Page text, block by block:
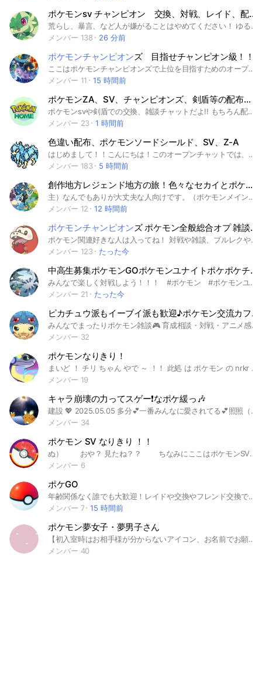
ポケモンsv チャンピオン 交換、対戦、レイド、配布、雑談OK！
荒らし、暴言、など人が嫌がることはやめてください！ ゆる〜くポケモン楽しもう！！
メンバー 138
26 分前
ポケモンチャンピオンズ 目指せチャンピオン級！！
ここはポケモンチャンピオンズで上位を目指すためのオープンチャットです！！ 始めたばかり、上位目指してない人でも大歓迎！！ 自己紹介はノートにお願いします 構築相談、即抜け⭕️ 荒らし❌
メンバー 11
15 時間前
ポケモンZA、SV、チャンピオンズ、剣盾等の配布、交換、対戦Chat！
ポケモンsvや剣盾での交換、雑談チャットだよ!! もちろん配布もあります ポケモンsv配布 ポケモン剣盾配布 配布 色伝 色幻 親名指定可能 色違い 過去配布 SV sv 剣盾 ソードシールド スカーレットバイオレット レジェアル Legendsアルセウス ピカブイ ダイパ ダイパリメイク シャイニングパール ブリリアントダイヤモンド Switch ソフト 交換 雑談 ポケモンgo GO ポケGO ホーム HOME チャンピオンズ チャンピオン ちゃんぽん ちゃんぽんず ウインド ウェーブ ウィンド ウエーブ WIND WAVE
メンバー 23
1 時間前
色違い配布、ポケモンソードシールド、SV、Z-A
はじめまして！！こんにちは！このオープンチャットでは、ポケモンの配布、交換、対戦、雑談などを行っております。ポケモンが好きな方や、対戦で強くなりたい、交換をしてみたいという方は是非参加して頂けると嬉しいです！自由にポケモンを楽しんで下さい。参加時には、名前の後ろに、TN（トレーナーネーム）をつけて下さい。お願いします🙏皆さんの参加心よりお待ちしております！ もうすぐ200人ありがとう🙏 検索用↓ #ポケモン #ソード #シールド #ピカチュウ #大会 #メガ進化 #SV #サン #ムーン #アルセウス #色違い #色違い配布 #ポケットモンスター #スカーレット #バイオレット #ムゲンダイナ #ザシアン #マスターボール #モンスターボール #剣盾 #交換 #対戦 #ニャオハ #ポケモンユナイト #ポケポケ #ポケカ #リーリエ #UB #ポケモンカードゲーム #チャンピオン #ミライドン #コライドン #レアポケモン #ザマゼンタ #ネモ #パルデア #ガラル #楽しい #ポケモンGO #雑談 #Pokémon LEGENDS Z-A #任天堂 #ニンテンドー #Switch #Switch2 #ゲーム #厳選 #オプチャ #オプ #オープンチャット #改造禁止 #イーブイ #ポケモンセンター #Pokémon #ゲーフリ #ゲームフリーク #ゲームボーイ #映画 #色配布 #ポケモンスリープ #メガシンカ #カラマネロ #ライチュウ #アプリ #レックウザ #ゲーフリ #DLC #メガ次元ラッシュ #ミアレシティ #メガスターミー #ミオリー #ポムケン #ハブロウ #ウェーブ #ウィンド #ポケモンチャンピオンズ #波 #風 #チャンピオンズ
メンバー 183
5 時間前
創作地方レジェンド地方の旅！色々なセカイとポケモンクロスオーバー！
主）なんでもありが大丈夫な人向けです。（ポケモンメインのオープンチャット） かつて、伝説のポケモン達が力を合わせて作ったとされる地方…レジェンド地方。そこで、仲間たちと一緒に、夢と冒険とポケットモンスターの世界へ！ 悪の組織、レジェンド団団員募集中！ かすみちゃん）こんにちはこんばんは！かわいいかわいいかすみんです！それと、相棒のゾロア！ ヒスイゾロア）コーン…Zzz… かすみちゃん）ちょっと！？寝ないで！？…コホン。ここはかすみん達スクールアイドルと色々な世界が融合した空間…というふうに認識してください。 冒険の舞台は…レジェンド地方！ ルールは中で確認してくださいね！ 設定とポケモンの種類 ラブライブ！のメンバー、白猫プロジェクトのキャラ、イースのキャラ、メギド７２のキャラ、原神のキャラ、ゼノブレイドのキャラはポケモントレーナー プリキュアのメンバーはポケモンジムのジムリーダー、またはポケモンリーグ四天王もしくはチャンピオン（四天王、ジムリーダー、チャンピオン全て埋まったので、話し合いで役割を決めます！） 東方のキャラはジムトレーナー（他にも役割をする可能性あり） プロジェクトセカイカラフルステージのキャラはポケモンコンテスト等のイベント設営 崩壊スターレイルのキャラは、ポケモンを持たない ペルソナのキャラは、ペルソナを使わない普通のポケモントレーナーという設定でお願いします。 ポケモンの種類に関しては、全ての地方のポケモン達で！メガシンカ、ダイマックス、Ｚわざ、テラスタルあり！オリジナルポケモン、トレーナーもありです！（ただし、ステラタイプはすみませんがなしにしてくれると助かります。ものすごくややこしくなるので…） かすみちゃん）詳しいことはメンバーが集まってから話し合う予定なので、ぜひ来てください！待ってます！ #ラブライブ！シリーズ #ポケモン #クロスオーバー #プリキュアシリーズ #オリキャラ #白猫プロジェクト #プロジェクトセカイカラフルステージ #イースシリーズ #東方Ｐｒｏｊｅｃｔ #崩壊スターレイル #原神 #ペルソナシリーズ #メギド７２ #ゼノブレイドシリーズ #創作 #なりきり
メンバー 12
12 時間前
ポケモンチャンピオンズ ポケモン全般総合オプ 雑談も可！【ジムリーダー挑戦所】
ポケモン関連好きな人は入ってね！ 対戦や雑談、ブルレクやポケモンアキネーター(正解すると豪華クジを引けます)などやってます！ ジム挑戦が出来ます！ 各タイプのジムや四天王、チャンピオンバトルフロンティア挑戦もあるので対戦したい人は是非！！ ジムリーダーやチャンピオンは奪還することが可能となってます！ジム運営をやってみよう！ 定期的に配布もやっています！！ 〇現在やってる配布内容 ・豪華クジ(ゲッチャレ大作戦ポケモンなど)（HOME受け取りポケモン） 是非参加してください！！ その他ブルレクや交換の募集や雑談も出来るオプチャです！対戦あまり詳しくない人も気軽に入ってください！ ルール ・ここでは他オプの宣伝はありです！ (ノートに宣伝) ・荒らしはもちろん禁止！ ・詐欺、改造も禁止です ・みんなで仲良くすること！ ・即抜けは悲しいので控えてください ・宣伝抜けも禁止！ 楽しいポケモンオプチャライフを！ #ポケモン#剣盾#ソードシールド#スカバイ#sv#ダイパ#リメイク#レッツゴー#ポケモンGO#ポケモンユナイト#ポケモンカフェ#ポケモンカード#ゲーム#スイッチ#対戦#交換#大会#雑談#ワイワイ#ピカチュウ#ポケモンセンター#ゲーム#BW#ピカチュウ#イーブイ#青の円盤#緑の仮面#シンクロマシン#逃走中#ゼロの秘宝#ブルレク#BP集め#ポケポケ#ポケモンZA#ポケモン #ポケモンSV
メンバー 123
たった今
中高生募集ポケモンGOポケモンユナイトポケポケチャンピオンZAなんでもおいで！
みんなで楽しく対戦しよう！！！ #ポケモン #ポケモンユナイト #ポケモンGO #ポケポケ #中高生 #中高生募集 #情報共有 #ポケモンZA #ポケモンレジェンズZA #ZA #ポケモンチャンピオンズ #チャンピオンズ 音ゲー民もいます その方はサブでよろしくね⭐️
メンバー 21
たった今
ピカチュウ派もイーブイ派も歓迎♪ポケモン交流カフェ
みんなでまったりポケモン雑談🎮 育成相談・対戦・アニメ感想・レアポケモン・最新グッズ情報まで自由に話せる部屋✨ 小学生〜高校生、10代中心でみんな大歓迎💎 ポケモン対戦・ポケモン育成・ポケモンアニメ・レアポケモンなどの話題もOK！ 荒らし対策は緩めでゆる〜く楽しめる部屋💫 授業後や休み時間に気軽に入って放課後トークを楽しもう！ #ポケモン #ポケポケ #イラスト #ポケモンチャンピオン #ポケチャン #ZA ＃ポケGO #ポケユナ #ポケカ #アニポケ #宣伝 #ポケクエ #ポケマス #ポケまぜ #剣盾 #SV #BDSP #レジェアル #ユナイト #ポケスリ#ぽこぽけ #pokemon sleep #pokemon champions #ポケモン好き #ゆるい #推し #推しポケ #ブイズ #推し活 #雑談 #サブトーク #ゆびをふる #相談 #ピカチュウ #イーブイ #トーク
メンバー 32
ポケモンなりきり！
まいど ！ チリ ちゃん やで ～ ！！ 此処 は ポケモン の nrkr らしいわ ～ ！！！ 伽羅 表 乗せとく から それで 事前 に 決めといてな ～ ！ 『 #キャラ表 』 (空きのみ記入) ○ ＝ 空 🔒 ＝ 〆 ♾️ ＝ 無制限 〈 主人公 〉🔒 〈 The ホームウェイ 〉 ネモ ○ 〈 ジムリーダー 〉 コルサ ○ カエデ ○ ライム ○ リップ ○ グルーシャ 〇 ハイダイ ○ 〈 四天王 & チャンピオン 〉 ハッサク ○ 〈 碧の仮面 〉 ゼイユ ○ サザレ‪ ○ 〈 藍の円盤 〉 アカマツ ○ ネリネ ○ ブライア ○ 〈 ポケモンSV 〉( 何方も可 ) 〈 SV他トレーナー 〉 ♾️ ( 〃 ) 〈 SV他ポケ & オリ 〉♾️ 此処迄 見てくれとん ！？ 中で 待っとるで ～ ！！ 今 回答してもらっとる 質問の 横に " 🌶 " マーク付けたら 入れる 確率 upやで ～ ！ ほなな ～ ！！！ 現 ２代目 管理人 。 ⇓ ＠ ⌒ チリ
メンバー 19
キャラ崩壊の力ってスゲー❗️なポケ緩っ🎶
建設 💖 2025.05.05 多分💕一番みんなに愛されてる💕照照（チュ自意識過剰でごめん）ポケ緩─── 訳あって再建しちゃっタ❗️😄💦2025.10.09 トレーナーたちはグランドライン🌊を目指し 夢を追い続け🏃💨💦世はまさに大🌟大🌟ポケ緩時代‼️‼️ ブッパ👊🏻💥ブッパ👊🏻💥スデス🪦デス🪦252✌🏻🖐🏻✌🏻 全国ポケ図鑑登録者数みんナッ✨️ナッ✨️ナッ✨️ナッ✨️✨️✨️ ポケ緩を知ってるか⁉️ 同顔,ポケ也以外のキャラ崩壊,3Ｌ,何でも有りの総合緩也✊🏻✊🏻 提供❗️Hey❗️sey❗️ポ緩‼️ ポケモン魂❤️‍🔥 カントー,ジョウト,ホウエン,シンオウ,イッシュ,カロス,アローラ,ガラル,パルデアその他諸々にあるほぼ9つの地方🗾🗾🗾🗾🗾🗾🗾🗾🗾で 健康🥗,医療🧑‍⚕️💉,スポーツ⛹️,経営学💵など 幅広い学問を学べるんだぞ⁉️🎶（多分🎵） あと書くこととしたら大好評な管理人の愛溢れるキャラ表なのでこの下ほぼキャラ表です💖💞キャラ決めの参考にしてねㄘゅ𝑲𝒊𝒔𝒔 ✨️ 《 キャラ表 》 ✨️ ポケ緩史に名を刻むべき📚️天才【管理人】ヒカリ😘💦 肉🍖食系（物理）御曹司 𝑫𝒂𝒊𝒈𝒐✨️ （ 👆🏻 副管 👆🏻 ） パルデアのスピード玉子🏍️💨バイオレット💜 （ ✋🏻 副管 ✋🏻 ） 上⇧の玉子の名付け親だったり色々迷言残しがちな M!KULI (グロリアス)🌊 （ 🫰🏻 副管 🫰🏻 ） ワタクシだけが可愛くなればいいのです🎀 語尾なのですな萌キャラゲーチス❣️ 口だけは達者❗笑ノイキャン界隈ネズ🎙 頼れる姉御ツッコミ担当🌶チリちゃん （ 🤝🏻 副管 🤝🏻 ） ちゃんづけめっちゃ可愛い😭‎ポピーちゃん🎀 マラサダ大食い帝王🏆ハウ🏝 大きな声でアローラ❗表情筋固いので有名なミヅキ🙂 個人的ツボ発言多めなサンドイッチの上落とし名人ハルト🥪 ポ魔のアレンジかっこよすぎない❓️サボ魔スター★ウォロ 夜ご飯大体カップ麺食べてる我等がシンオウチャンピオン✨️シロナ✨️ うおw冷笑界隈ゼイユの姉御✨️ ここ唯一のアニポケ出身者なの…🥲ロイ サンドイッチの上落（以下省略）2アオイ💙🥪
メンバー 34
ポケモン SV なりきり ！！
ぬ） おや？ 見たね？？ ちなみにここはポケモンSVなりきりだよ！ 基本誰でも着席○！ だけど被りは❌！ オリキャラは20まで！！ 現 折 6 ↑ こ れ じ ゅ ~ よ ~ ‼️ オプ初心者さんも大歓迎！ ゆるなりです！ 荒らしは殴ります！ スタンプ ❌！ ▦ 枠空け ▨ 今 いる き ゃ ら ▦ 主人公 ▧ アオイ ▦ ホームウェイ ▨ ボタン ▨ ペパー ▨ ネモ ▦ 先生 ▦ スター団 ▨ シュウメイ ▧ オルティガ ▧ ピーニャ ▦ トップチャンピオン ▦ パルデア四天王 ▨ アオキ ▨ チリ ▧ ポピー ▦ ジムリーダー ▨ アオキ（（ ここにもカウントしとくね ▧ リップ ▦ キタカミ組 ▨ スグリ （ ♛︎ ▨ ゼイユ ▦ ブルベリ四天王 ▨ アカマツ ▨ タロ ▨ カキツバタ ▦ ポケモン ▨ グレンアルマ ▨ ソウブレイズ ▨ モモワロウ ▧ ニャース ▦ 需要 ▨ ジムリーダー さいしゅーこーしんび 2 0 2 4 年 2 ／ 5 （ 月 ） #ポケモンなりきり #ポケモンnrkr #ポケモン #ポケモンSV #ポケモンSVなりきり #ポケモンSVnrkr #ポケモンsv #ポケモンsvなりきり #ポケモンsvnrkr #なりきり #nrkr #SV #バイオレット #スカーレット #ポケモン #pokémon #pokémonなりきり #ポケットモンスター #也 #pokémon也 #ぽけもん也 #ポケモン也 #ぽけもんsv也 #ポケモンsv也 #ポケモン
メンバー 6
ポケGO
年齢関係なく誰でも大歓迎！レイドや交換やフレンド交換で困ったことがあったら助けあえるオープンチャットにしたいです！ #ポケモンGO #ポケモン #お助け #助け合い #ポケモンGOお助け #ポケモンGO掲示板 #掲示板 #ポケモンSV #ポケポケ #ポケモンチャンピオン
メンバー 7
15 時間前
ポケモン夢女子・夢男子さん
【初入室時はお相手様が分からないアイコン、お名前でお願いいたします】 おーっす みらいのチャンピオン！ こちらは「ポケモンの登場キャラクターの夢女子様、同担拒否様」のお部屋になります。男性、男コテなども歓迎です！ 【入室時のルール】 ・入室時は、お相手様（推し様）が分からないアイコンとお名前でお願いいたします。 ・被りは中でご確認ください。もし被りがありましたら推し様の分からないアイコンとお名前で無言退室お願いいたします。 ・被りがあったからといってその方に対して暴言ととれる言葉を吐いたり、トークで「被りあったため抜けます」と言うのは禁止です。荒らしと同等強制退会とさせていただきます。 【お隣様のことについて】 ・枠を取れるのは5名までです。6名以上推していても絞ってください。 ・被りは厳禁です。もし既存メンバー様と推しが同じでも、「自分も好き！」等の発言はおやめください。「元推しです」なども❌。 ・トレーナーさん、ポケモンちゃんなどポケモンに出てくる方々ならどなたでも。 現時点ではこちら守っていただければOK。中でお待ちしております🩷
メンバー 40